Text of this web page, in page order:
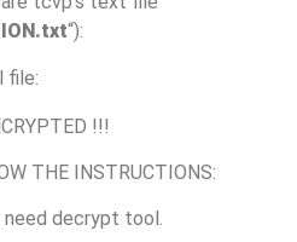
“):
file:
!!!
THE INSTRUCTIONS:
need decrypt tool.